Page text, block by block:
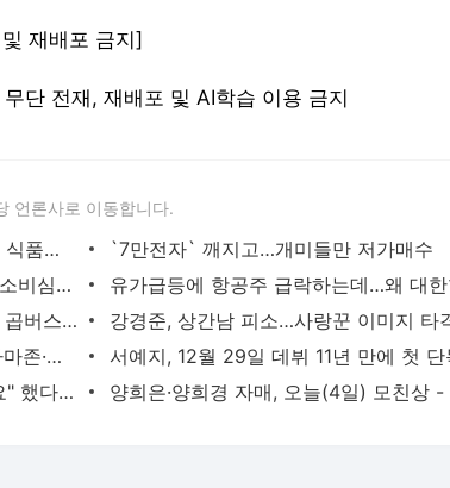
재배포 금지]
단 전재, 재배포 및 AI학습 이용 금지
언론사로 이동합니다.
곡물값 오르니, 농산물 펀드 `들썩` 식품株 `풀썩`
`7만전자` 깨지고…개미들만 저가매수
털썩 주저앉은 의류 보석주…월가 "소비심리 꽁꽁, 저가매수 나설 때 아니다"
"니켈값 급등에 깡통 차겠네"…니켈 곱버스ETN 베팅 개미들 패닉
AI가 실시간으로 가격도 바꾼다…아마존·우버 성공 뒤엔 ‘다이내믹 프라이싱’- 매경ECONOMY
이찬원, 이태원 참사에 "노래 못해요" 했다가 봉변 당했다 - 스타투데이